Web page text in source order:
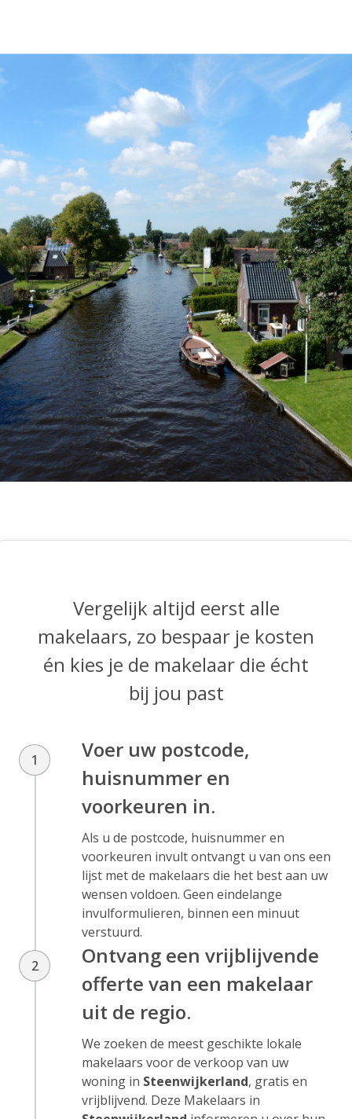
Vergelijk altijd eerst alle
makelaars, zo bespaar je kosten
én kies je de makelaar die écht
bij jou past
1
Voer uw postcode,
huisnummer en
voorkeuren in.
Als u de postcode, huisnummer en
voorkeuren invult ontvangt u van ons een
lijst met de makelaars die het best aan uw
wensen voldoen. Geen eindelange
invulformulieren, binnen een minuut
verstuurd.
2
Ontvang een vrijblijvende
offerte van een makelaar
uit de regio.
We zoeken de meest geschikte lokale
makelaars voor de verkoop van uw
woning in Steenwijkerland, gratis en
vrijblijvend. Deze Makelaars in